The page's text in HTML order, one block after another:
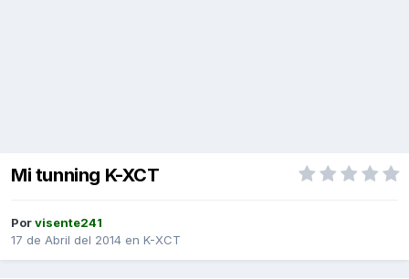
Mi tunning K-XCT
Porvisente241
17 de Abril del 2014 en K-XCT